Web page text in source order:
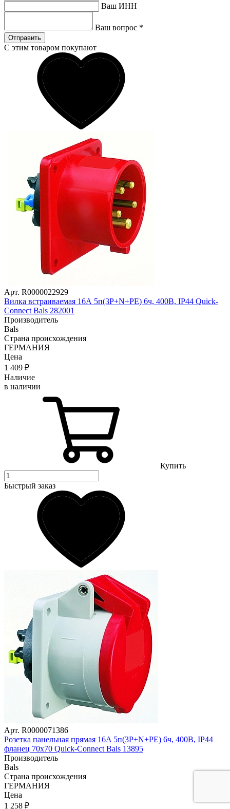
Ваш ИНН
Ваш вопрос *
Отправить
С этим товаром покупают
Арт. R0000022929
Вилка встраиваемая 16А 5п(3P+N+PЕ) 6ч, 400В, IP44 Quick-
Connect Bals 282001
Производитель
Bals
Страна происхождения
ГЕРМАНИЯ
Цена
1 409 ₽
Наличие
в наличии
Купить
Быстрый заказ
Арт. R0000071386
Розетка панельная прямая 16A 5п(3P+N+РE) 6ч, 400В, IP44
фланец 70x70 Quick-Connect Bals 13895
Производитель
Bals
Страна происхождения
ГЕРМАНИЯ
Цена
1 258 ₽